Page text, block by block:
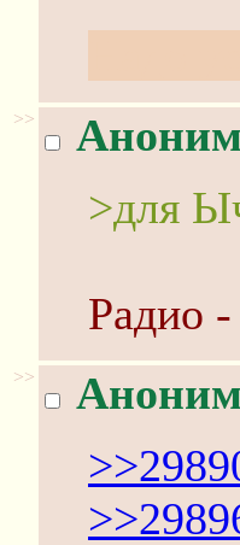
>> Аноним
>для
Радио
>> Аноним